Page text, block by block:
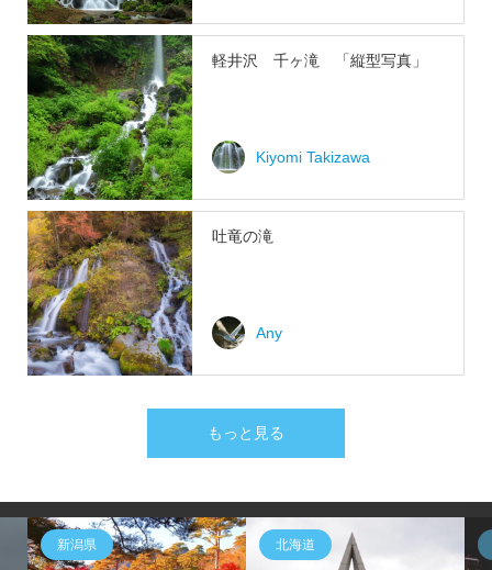
軽井沢 千ヶ滝 「縦型写真」
Kiyomi Takizawa
吐竜の滝
Any
もっと見る
新潟県 北海道